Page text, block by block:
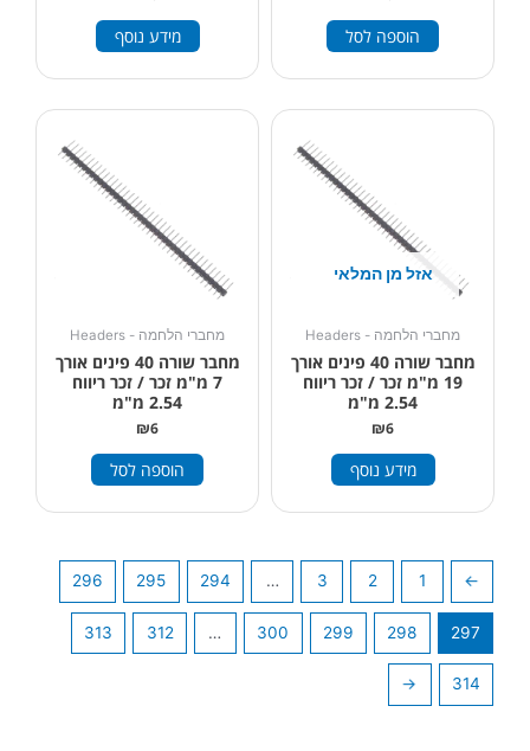
הוספה לסל מידע נוסף
אזל מן המלאי
מחברי הלחמה - Headers
מחבר שורה 40 פינים אורך
19 מ"מ זכר / זכר ריווח
2.54 מ"מ
₪6
מידע נוסף
מחברי הלחמה - Headers
מחבר שורה 40 פינים אורך
7 מ"מ זכר / זכר ריווח
2.54 מ"מ
₪6
הוספה לסל
→
1
2
3
…
294
295
296
297
298
299
300
…
312
313
314
←